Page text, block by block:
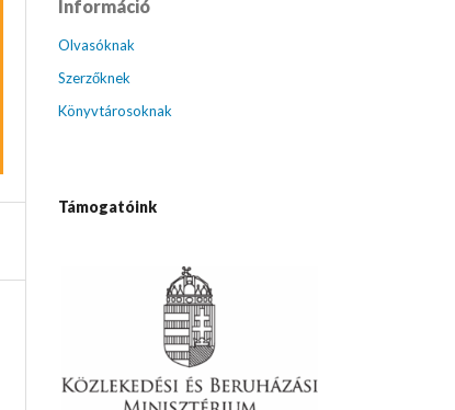
Információ
Olvasóknak
Szerzőknek
Könyvtárosoknak
Támogatóink